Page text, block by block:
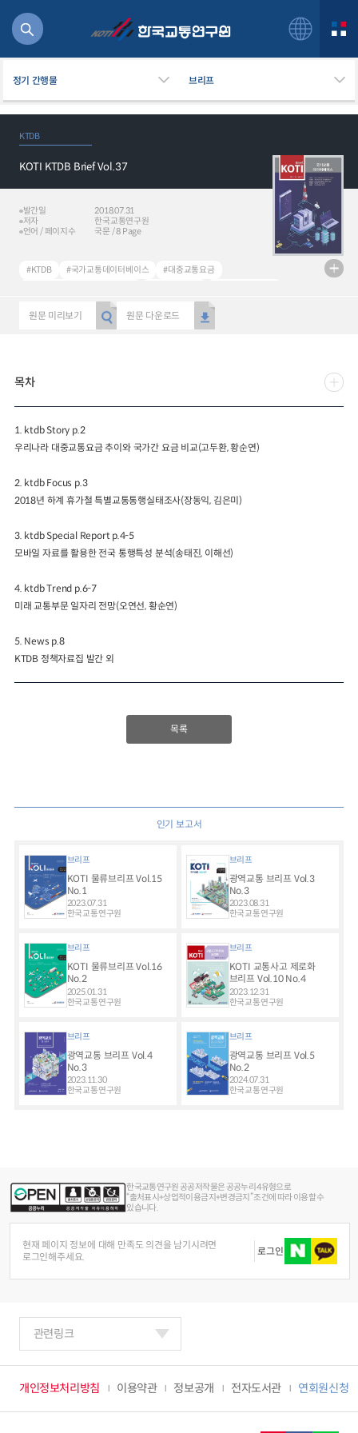
정기 간행물 브리프
KTDB
KOTI KTDB Brief Vol.37
발간일
2018.07.31
저자
한국교통연구원
언어 / 페이지수
국문 / 8 Page
#KTDB #국가교통데이터베이스
#대중교통요금
원문 미리보기 원문 다운로드
목차
1. ktdb Story p.2
우리나라 대중교통요금 추이와 국가간 요금 비교(고두환, 황순연)
2. ktdb Focus p.3
2018년 하계 휴가철 특별교통통행실태조사(장동익, 김은미)
3. ktdb Special Report p.4-5
모바일 자료를 활용한 전국 통행특성 분석(송태진, 이해선)
4. ktdb Trend p.6-7
미래 교통부문 일자리 전망(오연선, 황순연)
5. News p.8
KTDB 정책자료집 발간 외
목록
인기 보고서
브리프
KOTI 물류브리프 Vol.15
No.1
2023.07.31
한국교통연구원
브리프
광역교통 브리프 Vol.3
No.3
2023.08.31
한국교통연구원
브리프
KOTI 물류브리프 Vol.16
No.2
2025.01.31
한국교통연구원
브리프
KOTI 교통사고 제로화
브리프 Vol.10 No.4
2023.12.31
한국교통연구원
브리프
광역교통 브리프 Vol.4
No.3
2023.11.30
한국교통연구원
브리프
광역교통 브리프 Vol.5
No.2
2024.07.31
한국교통연구원
한국교통연구원 공공저작물은 공공누리 4유형으로
“출처표시+상업적이용금지+변경금지” 조건에 따라 이용할 수
있습니다.
현재 페이지 정보에 대해 만족도 의견을 남기시려면
로그인해주세요.
로그인
개인정보처리방침 이용약관 정보공개 전자도서관 연회원신청
관련링크
2024년 국가교통조사 및 분석
요약보고서
전국여객OD 여객통행량
수단분담모형
여객OD현행화
교통수요예측
2024 생활물류 서비스 보
2025.09.30